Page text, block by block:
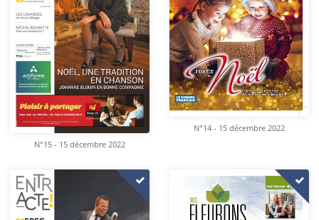
N°15 - 15 décembre 2022
N°14 - 15 décembre 2022